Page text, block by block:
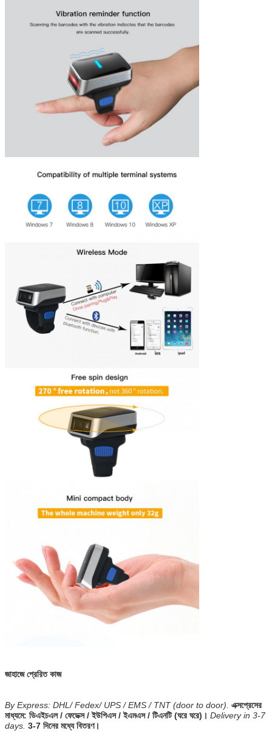
জাহাজে প্রেরিত কাজ
By Express: DHL/ Fedex/ UPS / EMS / TNT (door to door). এক্সপ্রেসের
মাধ্যমে: ডিএইচএল / ফেডেক্স / ইউপিএস / ইএমএস / টিএনটি (ঘরে ঘরে)। Delivery in 3-7
days. 3-7 দিনের মধ্যে বিতরণ।